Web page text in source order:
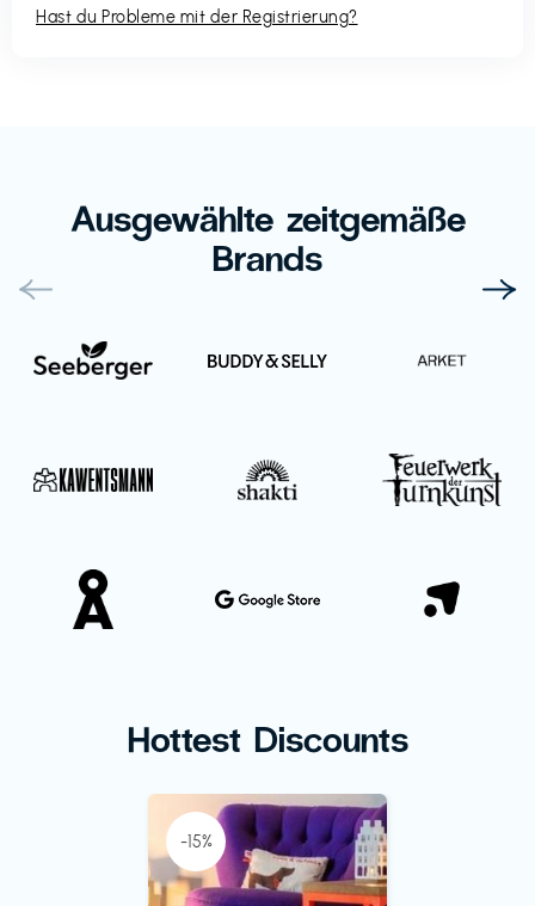
Hast du Probleme mit der Registrierung?
Ausgewählte zeitgemäße
Brands
Hottest Discounts
-15%